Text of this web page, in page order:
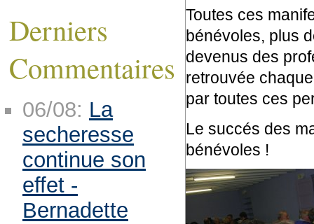
Toutes ces
bénévoles, plus
devenus des
retrouvée
par toutes ces
Le succés des
bénévoles !
Derniers
Commentaires
06/08: La
secheresse
continue son
effet -
Bernadette